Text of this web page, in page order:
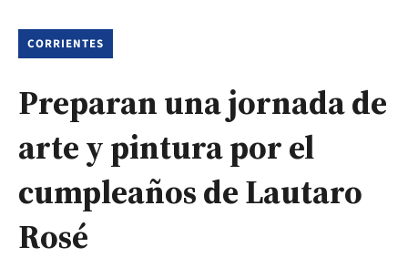
CORRIENTES
Preparan una jornada de
arte y pintura por el
cumpleaños de Lautaro
Rosé